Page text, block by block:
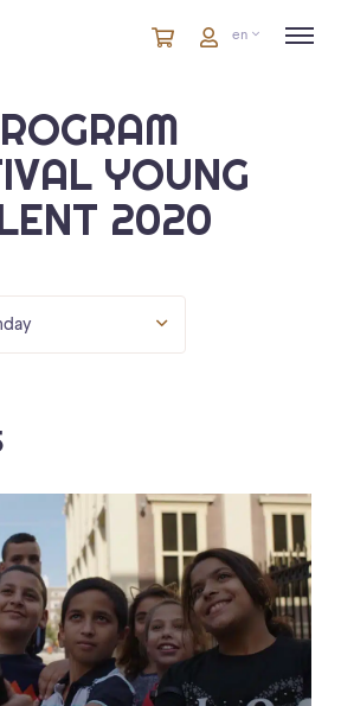
CartitemsCarten
YOUNG
2020